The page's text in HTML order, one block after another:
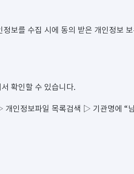
보를 수집 시에 동의 받은 개인정보
확인할 수 있습니다.
정보파일 목록검색 ▷ 기관명에 “남